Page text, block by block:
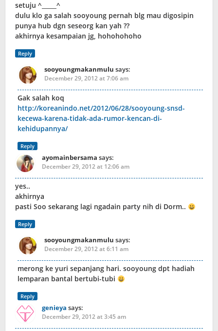
setuju ^_____^
dulu klo ga salah sooyoung pernah blg mau digosipin
punya hub dgn seseorg kan yah ??
akhirnya kesampaian jg, hohohohoho
Reply
sooyoungmakanmulu says:
December 29, 2012 at 7:06 am
Gak salah koq
http://koreanindo.net/2012/06/28/sooyoung-snsd-
kecewa-karena-tidak-ada-rumor-kencan-di-
kehidupannya/
Reply
ayomainbersama says:
December 29, 2012 at 12:06 am
yes..
akhirnya
pasti Soo sekarang lagi ngadain party nih di Dorm..
Reply
sooyoungmakanmulu says:
December 29, 2012 at 6:11 am
merong ke yuri sepanjang hari. sooyoung dpt hadiah
lemparan bantal bertubi-tubi
Reply
genieya says:
December 29, 2012 at 3:45 am